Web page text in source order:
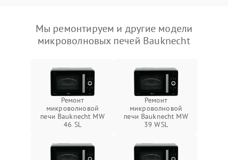
Мы ремонтируем и другие модели
микроволновых печей Bauknecht
Ремонт
микроволновой
печи Bauknecht MW
46 SL
Ремонт
микроволновой
печи Bauknecht MW
39 WSL